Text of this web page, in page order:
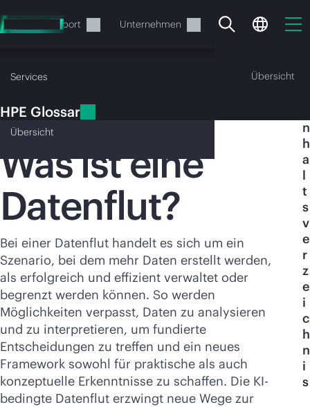
Hauptinhalt
wechseln
Support Unternehmen
Services
Ihr Warenkorb ist aktuell
leer
Besuchen Sie den HPE Store zum Stöbern,
Konfigurieren und Bestellen.
Jetzt kaufen
HPE Glossar Übersicht
Übersicht
HPE Glossar
Datenflut
Was ist eine
Datenflut?
Bei einer Datenflut handelt es sich um ein
Szenario, bei dem mehr Daten erstellt werden,
als erfolgreich und effizient verwaltet oder
begrenzt werden können. So werden
Möglichkeiten verpasst, Daten zu analysieren
und zu interpretieren, um fundierte
Entscheidungen zu treffen und ein neues
Framework sowohl für praktische als auch
konzeptuelle Erkenntnisse zu schaffen. Die KI-
bedingte Datenflut erzwingt neue Wege zur
n
h
a
l
t
s
v
e
r
z
e
i
c
h
n
i
s